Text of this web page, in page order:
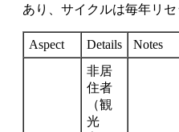
あり、サイクルは毎年リセ
Aspect Details Notes
非居
住者
（観
光